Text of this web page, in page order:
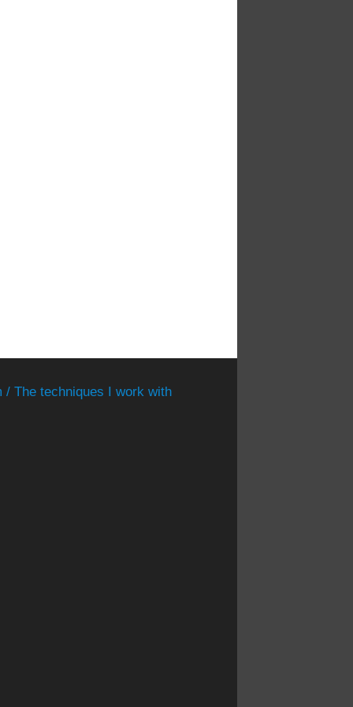
/ The techniques I work with